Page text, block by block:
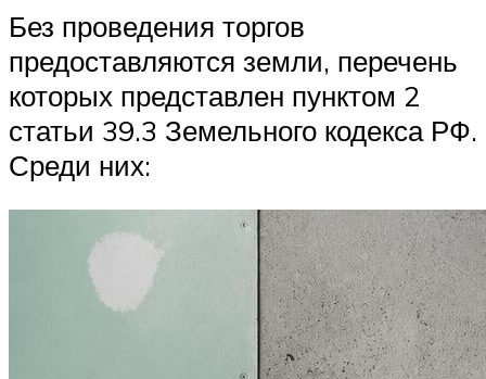
Без проведения торгов
предоставляются земли, перечень
которых представлен пунктом 2
статьи 39.3 Земельного кодекса РФ.
Среди них: